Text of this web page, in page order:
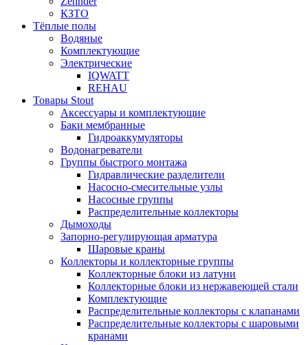
КЗТО
Тёплые полы
Водяные
Комплектующие
Электрические
IQWATT
REHAU
Товары Stout
Аксессуары и комплектующие
Баки мембранные
Гидроаккумуляторы
Водонагреватели
Группы быстрого монтажа
Гидравлические разделители
Насосно-смесительные узлы
Насосные группы
Распределительные коллекторы
Дымоходы
Запорно-регулирующая арматура
Шаровые краны
Коллекторы и коллекторные группы
Коллекторные блоки из латуни
Коллекторные блоки из нержавеющей стали
Комплектующие
Распределительные коллекторы с клапанами
Распределительные коллекторы с шаровыми
кранами